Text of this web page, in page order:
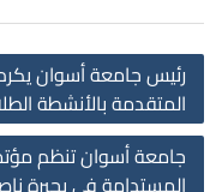
رئيس جامعة أسوان يكرم
المتقدمة بالأنشطة
جامعة أسوان تنظم
المستدامة فى بحيرة